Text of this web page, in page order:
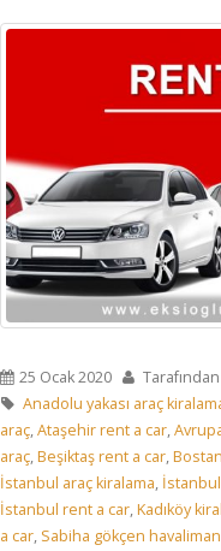
25 Ocak 2020 Tarafından
Anadolu yakası araç
araç,Ataşehir rent a car,
araç,Beşiktaş rent a car,
İstanbul araç kiralama,
İstanbul rent a car,Kadıköy
a car, Sabiha gökçen